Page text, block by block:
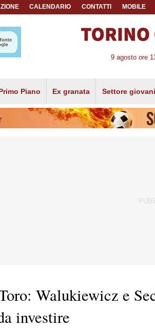
CALENDARIO CONTATTI MOBILE
9 agosto ore
Piano Ex granata Settore
Walukiewicz e
investire